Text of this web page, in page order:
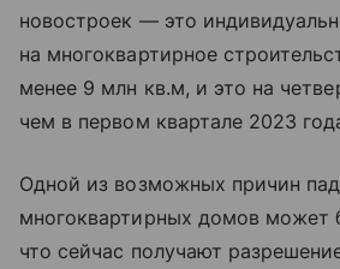
новостроек — это
на многоквартирное
менее 9 млн кв.м, и это на
чем в первом квартале 2023
Одной из возможных причин
многоквартирных домов может
что сейчас получают